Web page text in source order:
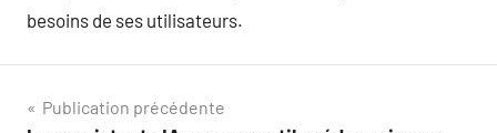
besoins de ses utilisateurs.
Navigation
Publication précédente